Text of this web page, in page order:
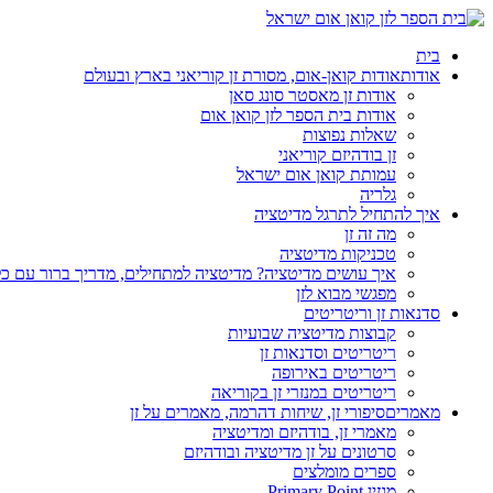
בית
אודותאודות קואן-אום, מסורת זן קוריאני בארץ ובעולם
אודות זן מאסטר סונג סאן
אודות בית הספר לזן קואן אום
שאלות נפוצות
זן בודהיזם קוריאני
עמותת קואן אום ישראל
גלריה
איך להתחיל לתרגל מדיטציה
מה זה זן
טכניקות מדיטציה
איך עושים מדיטציה? מדיטציה למתחילים, מדריך ברור עם
מפגשי מבוא לזן
סדנאות זן וריטריטים
קבוצות מדיטציה שבועיות
ריטריטים וסדנאות זן
ריטריטים באירופה
ריטריטים במנזרי זן בקוריאה
מאמריםסיפורי זן, שיחות דהרמה, מאמרים על זן
מאמרי זן, בודהיזם ומדיטציה
סרטונים על זן מדיטציה ובודהיזם
ספרים מומלצים